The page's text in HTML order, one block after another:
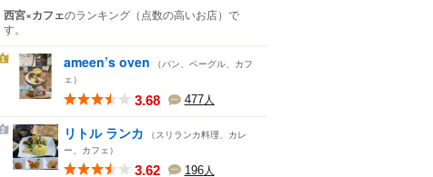
西宮×カフェのランキング （点数の高いお店） で
す。
1 ameen’s oven
（パン、ベーグル、カフ
ェ）
3.68 477人
2 リトル ランカ
（スリランカ料理、カレ
ー、カフェ）
3.62 196人